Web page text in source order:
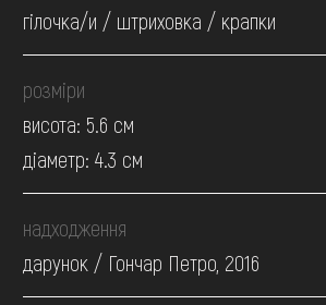
гілочка/и / штриховка / крапки
розміри
висота: 5.6 см
діаметр: 4.3 см
надходження
дарунок / Гончар Петро, 2016